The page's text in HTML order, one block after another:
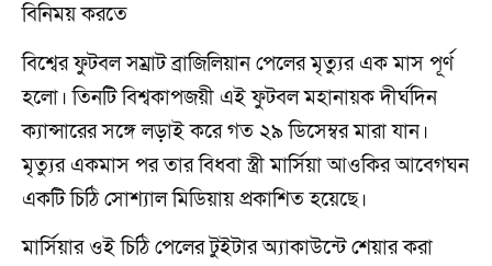
বিনিময় করতে
বিশ্বের ফুটবল সম্রাট ব্রাজিলিয়ান পেলের মৃত্যুর এক মাস পূর্ণ
হলো। তিনটি বিশ্বকাপজয়ী এই ফুটবল মহানায়ক দীর্ঘদিন
ক্যান্সারের সঙ্গে লড়াই করে গত ২৯ ডিসেম্বর মারা যান।
মৃত্যুর একমাস পর তার বিধবা স্ত্রী মার্সিয়া আওকির আবেগঘন
একটি চিঠি সোশ্যাল মিডিয়ায় প্রকাশিত হয়েছে।
মার্সিয়ার ওই চিঠি পেলের টুইটার অ্যাকাউন্টে শেয়ার করা